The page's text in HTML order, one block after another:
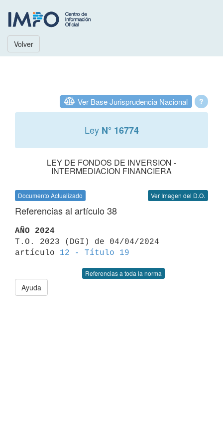
Volver
?
Ver Base Jurisprudencia Nacional
Ley N° 16774
LEY DE FONDOS DE INVERSION -
INTERMEDIACION FINANCIERA
Documento Actualizado Ver Imagen del D.O.
Referencias al artículo 38
AÑO 2024
T.O. 2023 (DGI) de 04/04/2024
artículo 12 - Título 19
Referencias a toda la norma
Ayuda